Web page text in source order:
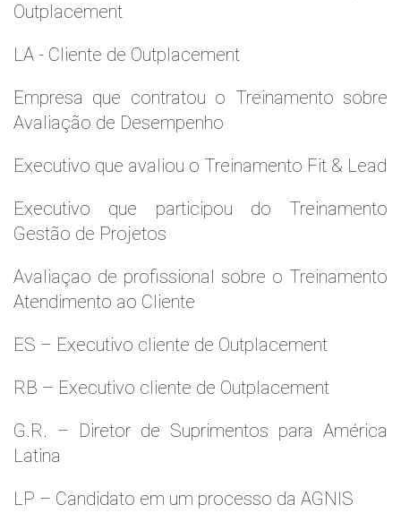
Outplacement
LA - Cliente de Outplacement
Empresa que contratou o Treinamento sobre
Avaliação de Desempenho
Executivo que avaliou o Treinamento Fit & Lead
Executivo que participou do Treinamento
Gestão de Projetos
Avaliaçao de profissional sobre o Treinamento
Atendimento ao Cliente
ES – Executivo cliente de Outplacement
RB – Executivo cliente de Outplacement
G.R. – Diretor de Suprimentos para América
Latina
LP – Candidato em um processo da AGNIS